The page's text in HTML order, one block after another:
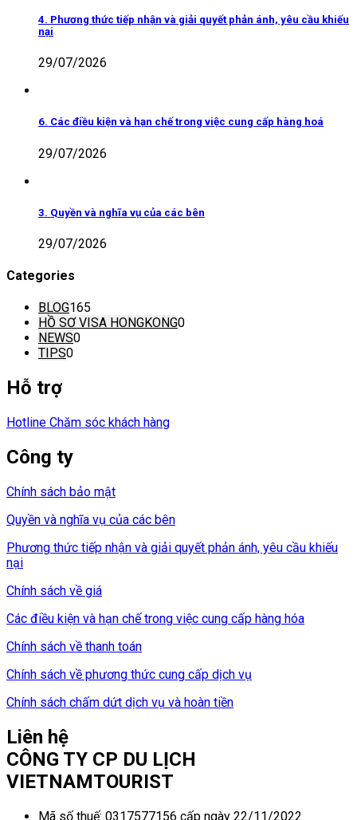
4. Phương thức tiếp nhận và giải quyết phản ánh, yêu cầu khiếu
nại
29/07/2026
6. Các điều kiện và hạn chế trong việc cung cấp hàng hoá
29/07/2026
3. Quyền và nghĩa vụ của các bên
29/07/2026
Categories
BLOG165
HỒ SƠ VISA HONGKONG0
NEWS0
TIPS0
Hỗ trợ
Hotline Chăm sóc khách hàng
Công ty
Chính sách bảo mật
Quyền và nghĩa vụ của các bên
Phương thức tiếp nhận và giải quyết phản ánh, yêu cầu khiếu
nại
Chính sách về giá
Các điều kiện và hạn chế trong việc cung cấp hàng hóa
Chính sách về thanh toán
Chính sách về phương thức cung cấp dịch vụ
Chính sách chấm dứt dịch vụ và hoàn tiền
Liên hệ
CÔNG TY CP DU LỊCH
VIETNAMTOURIST
Mã số thuế: 0317577156 cấp ngày 22/11/2022